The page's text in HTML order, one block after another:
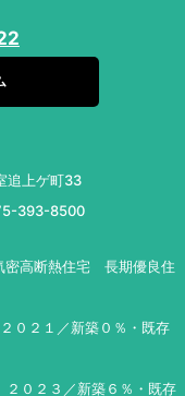
追上ゲ町33
393-8500
高断熱住宅 長期優良住
０２１／新築０％・既存
２３／新築６％・既存